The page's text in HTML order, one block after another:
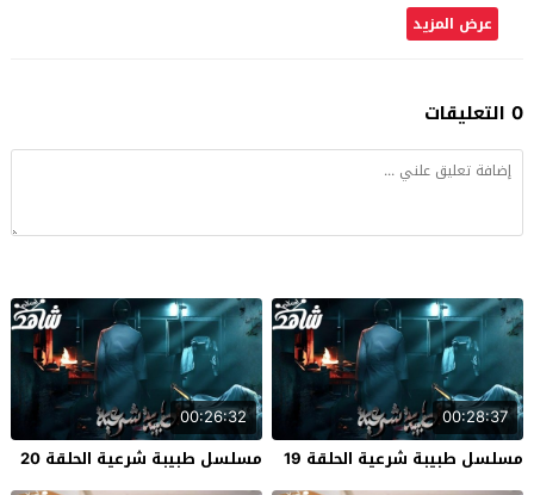
عرض المزيد
0 التعليقات
00:28:37
مسلسل طبيبة شرعية الحلقة 19
00:26:32
مسلسل طبيبة شرعية الحلقة 20